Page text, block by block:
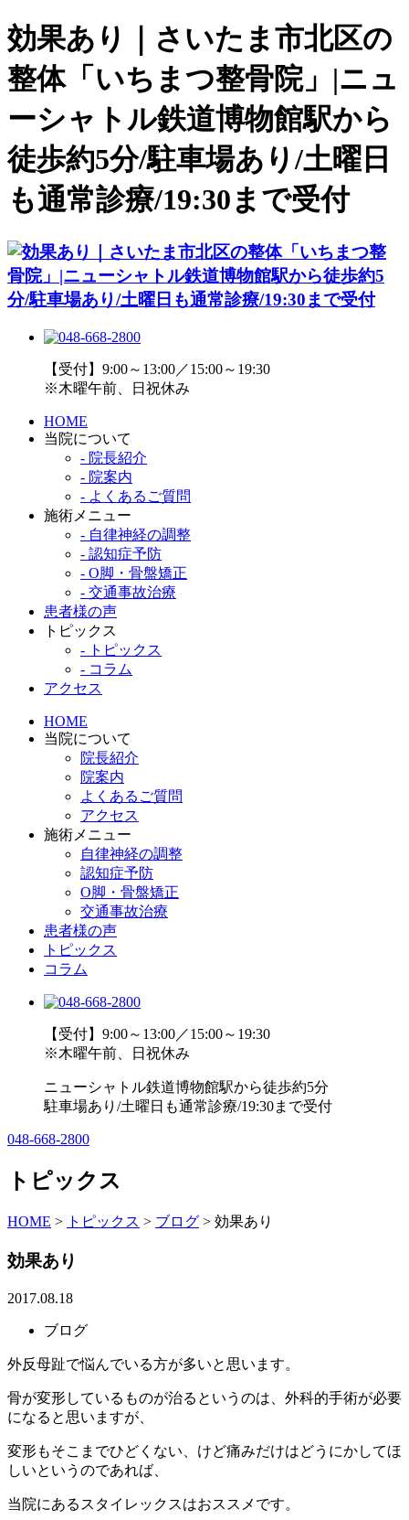
効果あり｜さいたま市北区の
整体「いちまつ整骨院」|ニュ
ーシャトル鉄道博物館駅から
徒歩約5分/駐車場あり/土曜日
も通常診療/19:30まで受付
【受付】9:00～13:00／15:00～19:30
※木曜午前、日祝休み
HOME
当院について
- 院長紹介
- 院案内
- よくあるご質問
施術メニュー
- 自律神経の調整
- 認知症予防
- O脚・骨盤矯正
- 交通事故治療
患者様の声
トピックス
- トピックス
- コラム
アクセス
HOME
当院について
院長紹介
院案内
よくあるご質問
アクセス
施術メニュー
自律神経の調整
認知症予防
O脚・骨盤矯正
交通事故治療
患者様の声
トピックス
コラム
【受付】9:00～13:00／15:00～19:30
※木曜午前、日祝休み
ニューシャトル鉄道博物館駅から徒歩約5分
駐車場あり/土曜日も通常診療/19:30まで受付
048-668-2800
トピックス
HOME > トピックス > ブログ > 効果あり
効果あり
2017.08.18
ブログ
外反母趾で悩んでいる方が多いと思います。
骨が変形しているものが治るというのは、外科的手術が必要
になると思いますが、
変形もそこまでひどくない、けど痛みだけはどうにかしてほ
しいというのであれば、
当院にあるスタイレックスはおススメです。